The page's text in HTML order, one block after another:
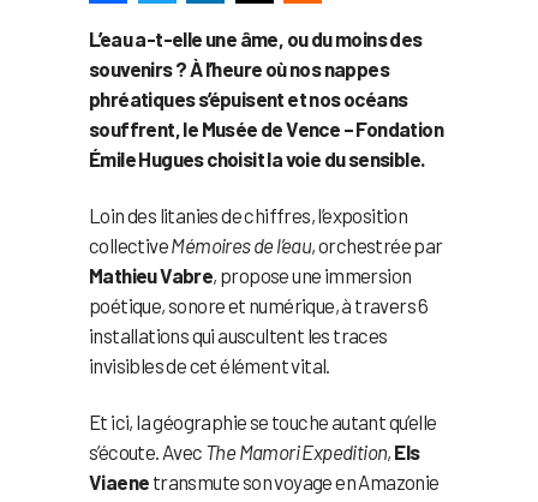
L’eau a-t-elle une âme, ou du moins des
souvenirs ? À l’heure où nos nappes
phréatiques s’épuisent et nos océans
souffrent, le Musée de Vence – Fondation
Émile Hugues choisit la voie du sensible.
Loin des litanies de chiffres, l’exposition
collectiveMémoires de l’eau, orchestrée par
Mathieu Vabre, propose une immersion
poétique, sonore et numérique, à travers 6
installations qui auscultent les traces
invisibles de cet élément vital.
Et ici, la géographie se touche autant qu’elle
s’écoute. Avec The Mamori Expedition, Els
Viaene transmute son voyage en Amazonie